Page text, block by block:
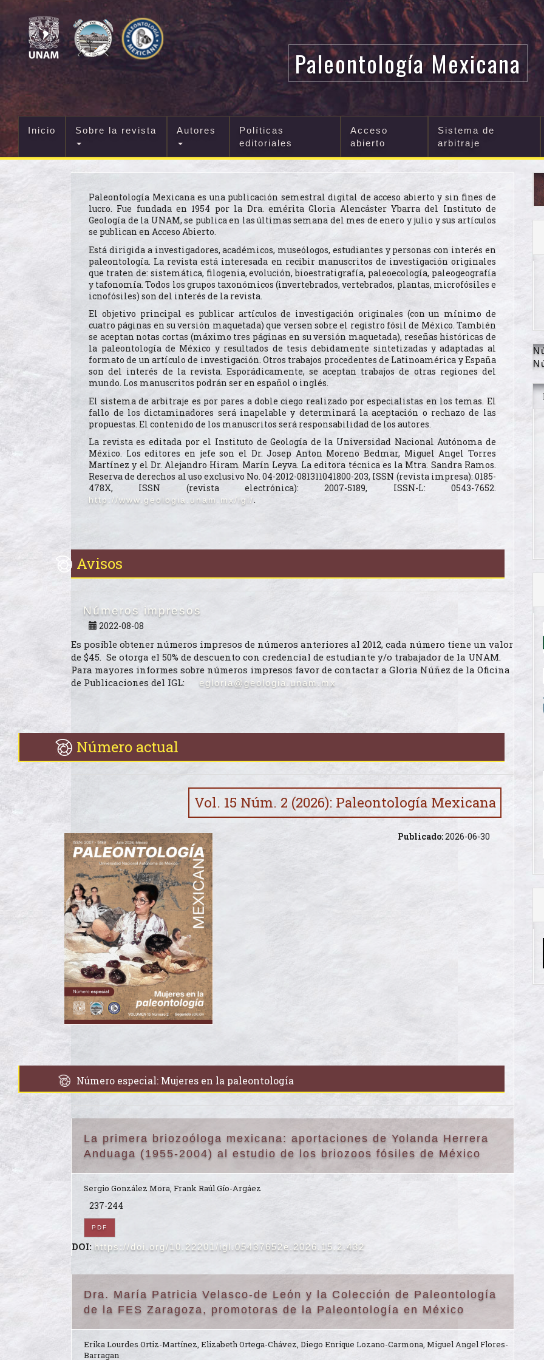
Navegación
principal
Contenido
principal
Barra
lateral
Paleontología Mexicana
Inicio Sobre la revista Autores
Políticas
editoriales
Acceso
abierto
Sistema de
arbitraje
Paleontología Mexicana es una publicación semestral digital de acceso abierto y sin fines de
lucro. Fue fundada en 1954 por la Dra. emérita Gloria Alencáster Ybarra del Instituto de
Geología de la UNAM, se publica en las últimas semana del mes de enero y julio y sus artículos
se publican en Acceso Abierto.
Está dirigida a investigadores, académicos, museólogos, estudiantes y personas con interés en
paleontología. La revista está interesada en recibir manuscritos de investigación originales
que traten de: sistemática, filogenia, evolución, bioestratigrafía, paleoecología, paleogeografía
y tafonomía. Todos los grupos taxonómicos (invertebrados, vertebrados, plantas, microfósiles e
icnofósiles) son del interés de la revista.
El objetivo principal es publicar artículos de investigación originales (con un mínimo de
cuatro páginas en su versión maquetada) que versen sobre el registro fósil de México. También
se aceptan notas cortas (máximo tres páginas en su versión maquetada), reseñas históricas de
la paleontología de México y resultados de tesis debidamente sintetizadas y adaptadas al
formato de un artículo de investigación. Otros trabajos procedentes de Latinoamérica y España
son del interés de la revista. Esporádicamente, se aceptan trabajos de otras regiones del
mundo. Los manuscritos podrán ser en español o inglés.
El sistema de arbitraje es por pares a doble ciego realizado por especialistas en los temas. El
fallo de los dictaminadores será inapelable y determinará la aceptación o rechazo de las
propuestas. El contenido de los manuscritos será responsabilidad de los autores.
La revista es editada por el Instituto de Geología de la Universidad Nacional Autónoma de
México. Los editores en jefe son el Dr. Josep Anton Moreno Bedmar, Miguel Angel Torres
Martínez y el Dr. Alejandro Hiram Marín Leyva. La editora técnica es la Mtra. Sandra Ramos.
Reserva de derechos al uso exclusivo No. 04-2012-081311041800-203, ISSN (revista impresa): 0185-
478X, ISSN (revista electrónica): 2007-5189, ISSN-L: 0543-7652.
http://www.geologia.unam.mx/igl/.
Avisos
Números impresos
2022-08-08
Es posible obtener números impresos de números anteriores al 2012, cada número tiene un valor
de $45. Se otorga el 50% de descuento con credencial de estudiante y/o trabajador de la UNAM.
Para mayores informes sobre números impresos favor de contactar a Gloria Núñez de la Oficina
de Publicaciones del IGL:
egloria@geologia.unam.mx
Número actual
Vol. 15 Núm. 2 (2026): Paleontología Mexicana
Publicado:2026-06-30
Número especial: Mujeres en la paleontología
La primera briozoóloga mexicana: aportaciones de Yolanda Herrera
Anduaga (1955-2004) al estudio de los briozoos fósiles de México
Sergio González Mora, Frank Raúl Gío-Argáez
237-244
PDF
DOI: https://doi.org/10.22201/igl.05437652e.2026.15.2.432
Dra. María Patricia Velasco-de León y la Colección de Paleontología
de la FES Zaragoza, promotoras de la Paleontología en México
Erika Lourdes Ortiz-Martínez, Elizabeth Ortega-Chávez, Diego Enrique Lozano-Carmona, Miguel Angel Flores-
Barragan